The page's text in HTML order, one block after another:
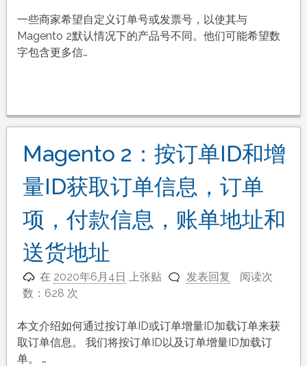
一些商家希望自定义订单号或发票号，以使其与
Magento 2默认情况下的产品号不同。他们可能希望数
字包含更多信…
Magento 2：按订单ID和增
量ID获取订单信息，订单
项，付款信息，账单地址和
送货地址
在 2020年6月4日 上张贴 发表回复
阅读次
数：628 次
本文介绍如何通过按订单ID或订单增量ID加载订单来获
取订单信息。 我们将按订单ID以及订单增量ID加载订
单。 …